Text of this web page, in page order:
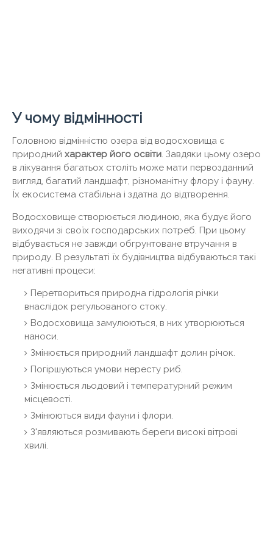
У чому відмінності
Головною відмінністю озера від водосховища є
природний характер його освіти. Завдяки цьому озеро
в лікування багатьох століть може мати первозданний
вигляд, багатий ландшафт, різноманітну флору і фауну.
Їх екосистема стабільна і здатна до відтворення.
Водосховище створюється людиною, яка будує його
виходячи зі своїх господарських потреб. При цьому
відбувається не завжди обгрунтоване втручання в
природу. В результаті їх будівництва відбуваються такі
негативні процеси:
Перетвориться природна гідрологія річки
внаслідок регульованого стоку.
Водосховища замулюються, в них утворюються
наноси.
Змінюється природний ландшафт долин річок.
Погіршуються умови нересту риб.
Змінюється льодовий і температурний режим
місцевості.
Змінюються види фауни і флори.
З'являються розмивають береги високі вітрові
хвилі.